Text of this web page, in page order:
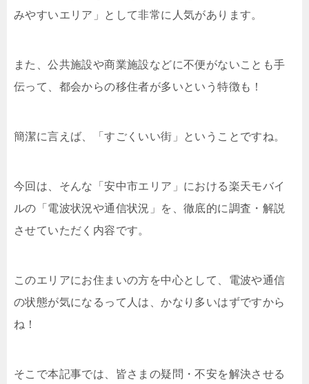
みやすいエリア」として非常に人気があります。
また、公共施設や商業施設などに不便がないことも手
伝って、都会からの移住者が多いという特徴も！
簡潔に言えば、「すごくいい街」ということですね。
今回は、そんな「安中市エリア」における楽天モバイ
ルの「電波状況や通信状況」を、徹底的に調査・解説
させていただく内容です。
このエリアにお住まいの方を中心として、電波や通信
の状態が気になるって人は、かなり多いはずですから
ね！
そこで本記事では、皆さまの疑問・不安を解決させる